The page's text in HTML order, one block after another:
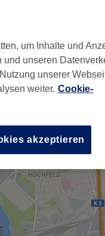
um Inhalte und
unseren
unserer
weiter. Cookie-
akzeptieren